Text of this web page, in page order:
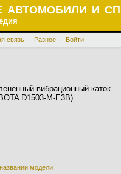
АВТОМОБИЛИ И
связь · Разное · Войти
вибрационный каток.
D1503-M-E3B)
модели